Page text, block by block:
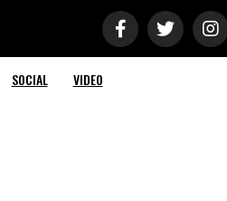
SOCIAL VIDEO